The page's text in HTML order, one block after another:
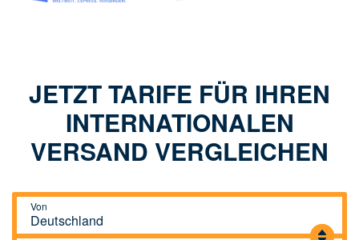
JETZT TARIFE FÜR IHREN
INTERNATIONALEN
VERSAND VERGLEICHEN
Von